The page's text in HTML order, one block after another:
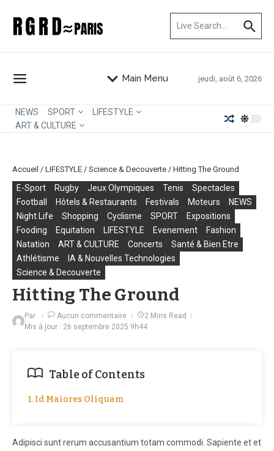
Main Menu jeudi, août 6, 2026
NEWS SPORT
LIFESTYLE
ART & CULTURE
Accueil / LIFESTYLE / Science & Decouverte / Hitting The Ground
E-Sport Rugby Jeux Olympiques Tenis
Spectacles
Football
Hôtels & Restaurants Festivals Moteurs
NEWS
Night Life
Shopping Cyclisme SPORT
Expositions
Fooding
Equitation LIFESTYLE Evenement
Fashion
Natation
ART & CULTURE Concerts
Santé & Bien Etre
Athlétisme
IA & Nouvelles Technologies
Science & Decouverte
Hitting The Ground
Par Aucun commentaire
2 Mins Read
Mis à jour : 26 septembre 2025 9h44
Table of Contents
1. Id Maiores Oliquam
Adipisci sunt rerum accusantium totam commodi. Sapiente et et